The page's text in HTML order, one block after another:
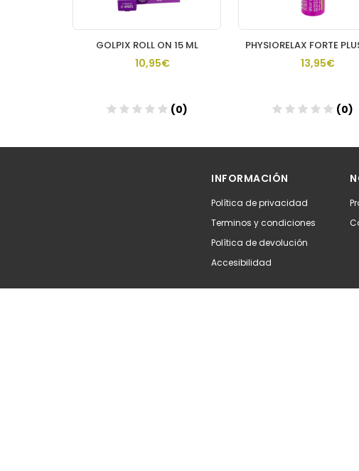
GOLPIX ROLL ON 15 ML
10,95€
(0)
13,95€
(0)
INFORMACIÓN
Política de privacidad
Terminos y condiciones
Política de devolución
Accesibilidad